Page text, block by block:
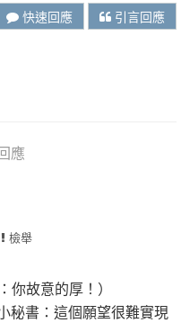
快速回應 引言回應
應
檢舉
故意的厚！）
秘書：這個願望很難實現